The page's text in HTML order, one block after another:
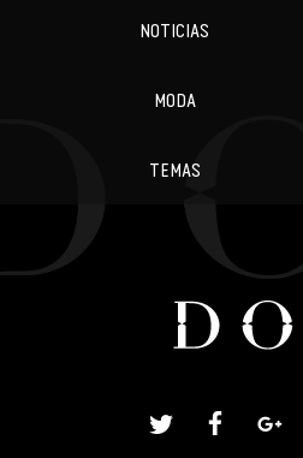
NOTICIAS
MODA
TEMAS